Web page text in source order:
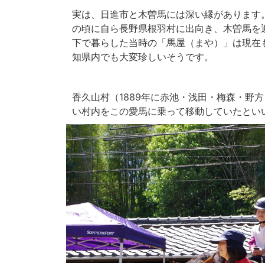
実は、日進市と木曽馬には深い縁がありま
の頃に自ら長野県根羽村に出向き、木曽馬
下で暮らした当時の「馬屋（まや）」は現
知県内でも大変珍しいそうです。
香久山村（1889年に赤池・浅田・梅森・野
い村内をこの愛馬に乗って移動していたとい